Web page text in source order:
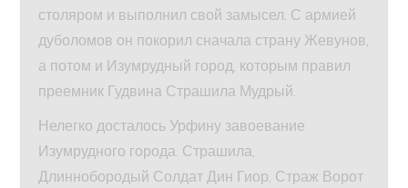
столяром и выполнил свой замысел. С армией
дуболомов он покорил сначала страну Жевунов,
а потом и Изумрудный город, которым правил
преемник Гудвина Страшила Мудрый.
Нелегко досталось Урфину завоевание
Изумрудного города. Страшила,
Длиннобородый Солдат Дин Гиор, Страж Ворот